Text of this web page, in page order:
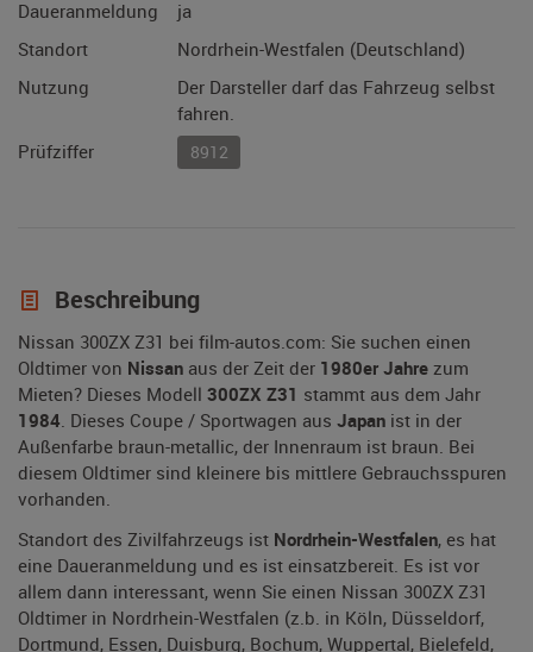
Daueranmeldung
ja
Standort
Nordrhein-Westfalen (Deutschland)
Nutzung
Der Darsteller darf das Fahrzeug selbst
fahren.
Prüfziffer
8912
Beschreibung
Nissan 300ZX Z31 bei film-autos.com: Sie suchen einen
Oldtimer von Nissan aus der Zeit der 1980er Jahre zum
Mieten? Dieses Modell 300ZX Z31 stammt aus dem Jahr
1984. Dieses Coupe / Sportwagen aus Japan ist in der
Außenfarbe braun-metallic, der Innenraum ist braun. Bei
diesem Oldtimer sind kleinere bis mittlere Gebrauchsspuren
vorhanden.
Standort des Zivilfahrzeugs ist Nordrhein-Westfalen, es hat
eine Daueranmeldung und es ist einsatzbereit. Es ist vor
allem dann interessant, wenn Sie einen Nissan 300ZX Z31
Oldtimer in Nordrhein-Westfalen (z.b. in Köln, Düsseldorf,
Dortmund, Essen, Duisburg, Bochum, Wuppertal, Bielefeld,